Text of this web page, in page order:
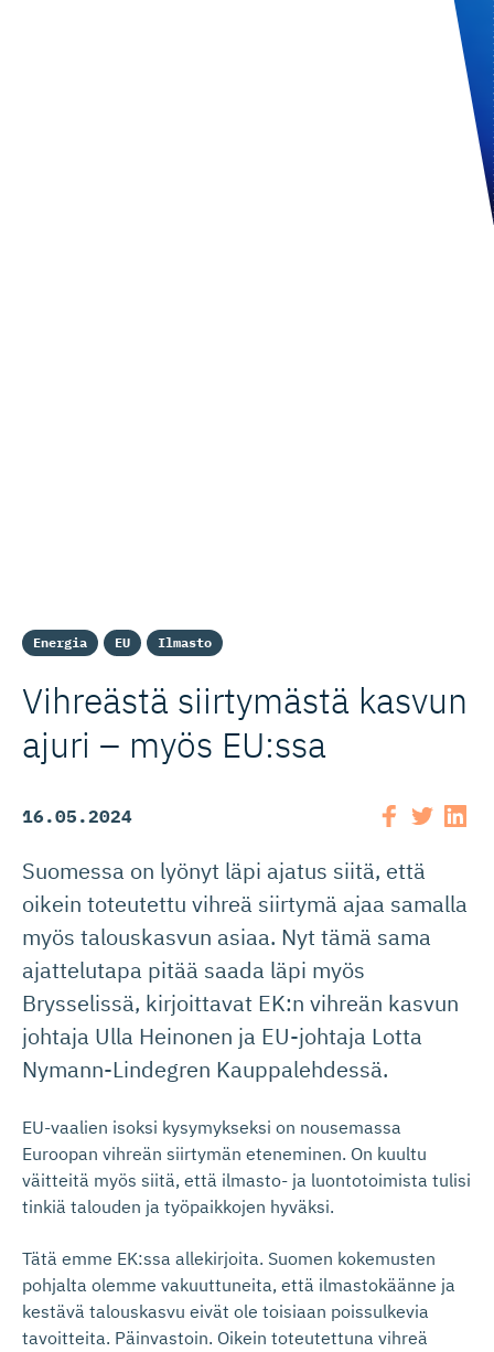
Energia EU Ilmasto
Vihreästä siirtymästä kasvun
ajuri – myös EU:ssa
16.05.2024
Suomessa on lyönyt läpi ajatus siitä, että
oikein toteutettu vihreä siirtymä ajaa samalla
myös talouskasvun asiaa. Nyt tämä sama
ajattelutapa pitää saada läpi myös
Brysselissä, kirjoittavat EK:n vihreän kasvun
johtaja Ulla Heinonen ja EU-johtaja Lotta
Nymann-Lindegren Kauppalehdessä.
EU-vaalien isoksi kysymykseksi on nousemassa
Euroopan vihreän siirtymän eteneminen. On kuultu
väitteitä myös siitä, että ilmasto- ja luontotoimista tulisi
tinkiä talouden ja työpaikkojen hyväksi.
Tätä emme EK:ssa allekirjoita. Suomen kokemusten
pohjalta olemme vakuuttuneita, että ilmastokäänne ja
kestävä talouskasvu eivät ole toisiaan poissulkevia
tavoitteita. Päinvastoin. Oikein toteutettuna vihreä